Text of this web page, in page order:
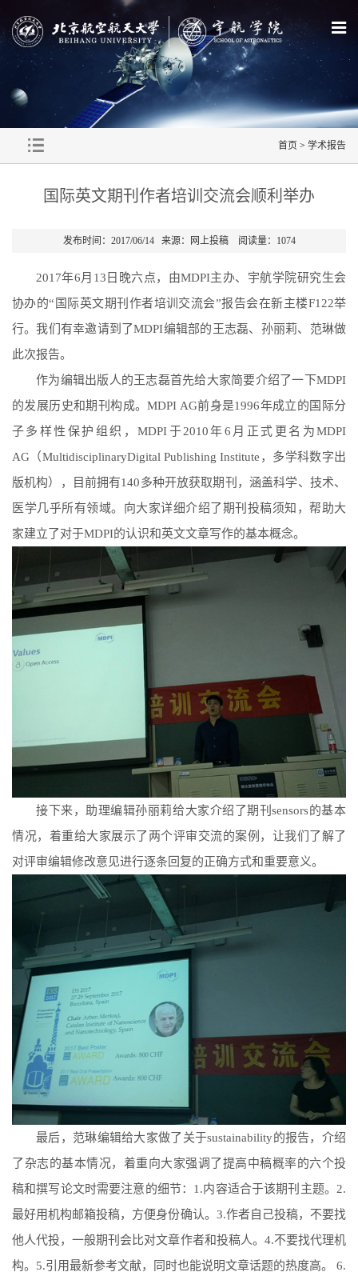
首页 > 学术报告
国际英文期刊作者培训交流会顺利举办
发布时间：2017/06/14 来源：网上投稿 阅读量： 1074
2017年6月 13 日晚六点，由MDPI主办、宇航学院研究生会
协办的“ 国际英文期刊作者培训交流会”报告会在新主楼F122举
行。我们有幸邀请到了MDPI编辑部的王志磊、孙丽莉、范琳做
此次报告。
作为编辑出版人的王志磊首先给大家简要介绍了一下MDPI
的发展历史和期刊构成。MDPI AG前身是1996年成立的国际分
子多样性保护组织，MDPI于2010年6 月正式更名为MDPI
AG （MultidisciplinaryDigital Publishing Institute ，多学科数字出
版机构），目前拥有140多种开放获取期刊，涵盖科学、技术、
医学几乎所有领域。向大家详细介绍了期刊投稿须知，帮助大
家建立了对于MDPI的认识和英文文章写作的基本概念。
接下来，助理编辑孙丽莉给大家介绍了期刊sensors的基本
情况，着重给大家展示了两个评审交流的案例，让我们了解了
对评审编辑修改意见进行逐条回复的正确方式和重要意义。
最后，范琳编辑给大家做了关于sustainability的报告，介绍
了杂志的基本情况，着重向大家强调了提高中稿概率的六个投
稿和撰写论文时需要注意的细节： 1 .内容适合于该期刊主题。 2.
最好用机构邮箱投稿，方便身份确认。 3.作者自己投稿，不要找
他人代投，一般期刊会比对文章作者和投稿人。 4.不要找代理机
构。 5.引用最新参考文献，同时也能说明文章话题的热度高。
6.